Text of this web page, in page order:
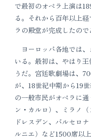
で最初のオペラ上演は
る。それから百年以上
ラの殿堂が完成したので
ヨーロッパ各地では、
いる。最初は、やはり
うだ。宮廷歌劇場は、
が、18世紀中期から19
の一般市民がオペラに
ン・カルロ）、ミラノ
ドレスデン、バルセロ
ルニエ）など1500席以